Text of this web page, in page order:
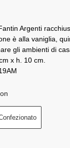
Argenti
è alla vaniglia,
gli ambienti di
x h. 10 cm.